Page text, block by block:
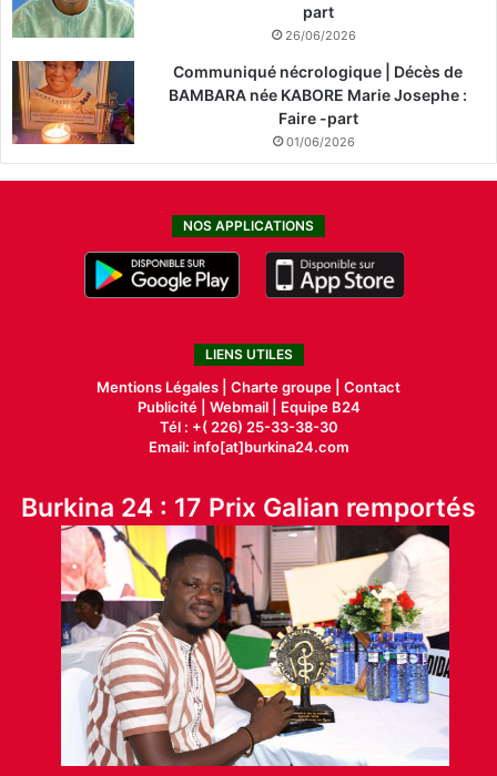
part
26/06/2026
Communiqué nécrologique | Décès de
BAMBARA née KABORE Marie Josephe :
Faire -part
01/06/2026
NOS APPLICATIONS
LIENS UTILES
Mentions Légales | Charte groupe | Contact
Publicité| Webmail |
Equipe B24
Tél : +( 226) 25-33-38-30
Email: info[at]burkina24.com
Burkina 24 : 17 Prix Galian remportés